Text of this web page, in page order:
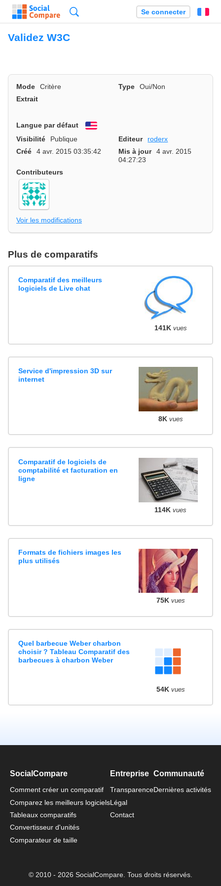
Se connecter
Validez W3C
Mode Critère Type
Oui/Non
Extrait
Langue par défaut
English
Visibilité
Publique Editeur
roderx
Créé
4 avr. 2015 03:35:42 Mis à jour
4 avr. 2015
04:27:23
Contributeurs
Voir les modifications
Plus de comparatifs
Comparatif des meilleurs
logiciels de Live chat
141K vues
Service d'impression 3D sur
internet
8K vues
Comparatif de logiciels de
comptabilité et facturation en
ligne
114K vues
Formats de fichiers images les
plus utilisés
75K vues
Quel barbecue Weber charbon
choisir ? Tableau Comparatif des
barbecues à charbon Weber
54K vues
SocialCompare
Comment créer un comparatif
Comparez les meilleurs logiciels
Tableaux comparatifs
Convertisseur d'unités
Comparateur de taille
Entreprise
Transparence
Légal
Contact
Communauté
Dernières activités
© 2010 - 2026 SocialCompare. Tous droits réservés.